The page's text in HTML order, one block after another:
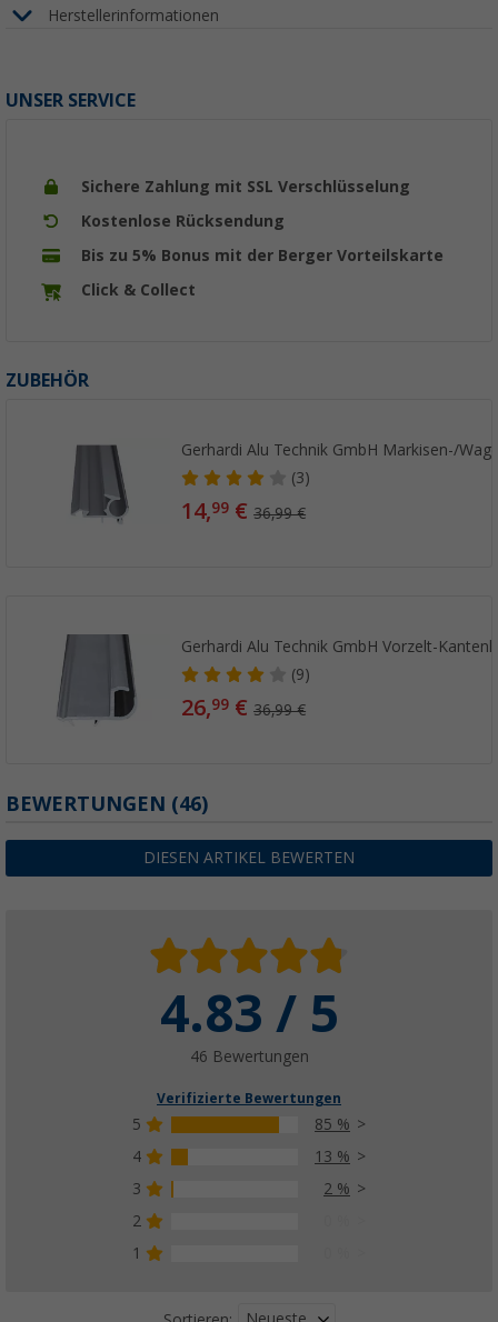
Herstellerinformationen
UNSER SERVICE
Sichere Zahlung mit SSL Verschlüsselung
Kostenlose Rücksendung
Bis zu 5% Bonus mit der Berger Vorteilskarte
Click & Collect
ZUBEHÖR
Gerhardi Alu Technik GmbH Markisen-/
(3)
14,99 €36,99 €
Gerhardi Alu Technik GmbH Vorzelt-
(9)
26,99 €36,99 €
BEWERTUNGEN (46)
DIESEN ARTIKEL BEWERTEN
4.83 / 5
46 Bewertungen
Verifizierte Bewertungen
5
85 %
4
13 %
3
2 %
2
1